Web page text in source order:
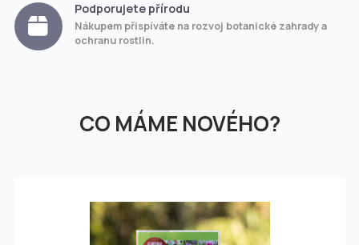
Podporujete přírodu
Nákupem přispíváte na rozvoj botanické zahrady a
ochranu rostlin.
CO MÁME NOVÉHO?